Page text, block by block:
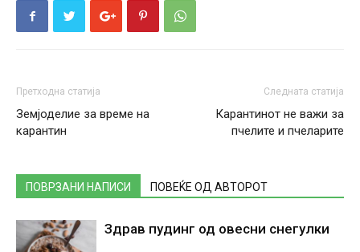
Претходна статија
Земјоделие за време на
карантин
Следната статија
Карантинот не важи за
пчелите и пчеларите
ПОВРЗАНИ НАПИСИ ПОВЕЌЕ ОД АВТОРОТ
Здрав пудинг од овесни снегулки